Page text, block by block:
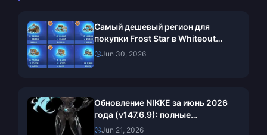
Самый дешевый регион для
покупки Frost Star в Whiteout
Survival в 2026 году: цены в
Jun 30, 2026
Обновление NIKKE за июнь 2026
года (v147.6.9): полные
примечания к патчу, событие ARK
Jun 21, 2026